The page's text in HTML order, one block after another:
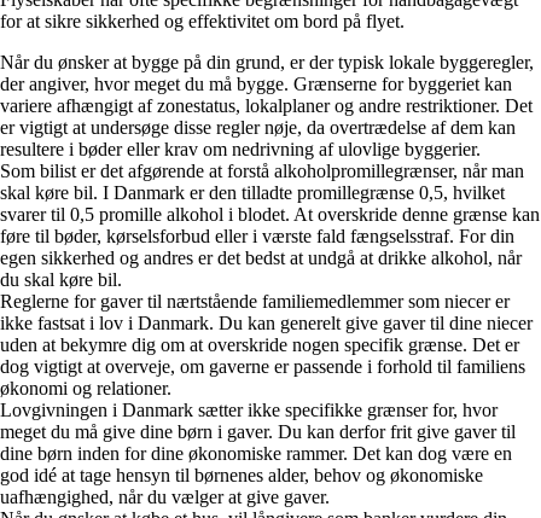
for at sikre sikkerhed og effektivitet om bord på flyet.
Når du ønsker at bygge på din grund, er der typisk lokale byggeregler,
der angiver, hvor meget du må bygge. Grænserne for byggeriet kan
variere afhængigt af zonestatus, lokalplaner og andre restriktioner. Det
er vigtigt at undersøge disse regler nøje, da overtrædelse af dem kan
resultere i bøder eller krav om nedrivning af ulovlige byggerier.
Som bilist er det afgørende at forstå alkoholpromillegrænser, når man
skal køre bil. I Danmark er den tilladte promillegrænse 0,5, hvilket
svarer til 0,5 promille alkohol i blodet. At overskride denne grænse kan
føre til bøder, kørselsforbud eller i værste fald fængselsstraf. For din
egen sikkerhed og andres er det bedst at undgå at drikke alkohol, når
du skal køre bil.
Reglerne for gaver til nærtstående familiemedlemmer som niecer er
ikke fastsat i lov i Danmark. Du kan generelt give gaver til dine niecer
uden at bekymre dig om at overskride nogen specifik grænse. Det er
dog vigtigt at overveje, om gaverne er passende i forhold til familiens
økonomi og relationer.
Lovgivningen i Danmark sætter ikke specifikke grænser for, hvor
meget du må give dine børn i gaver. Du kan derfor frit give gaver til
dine børn inden for dine økonomiske rammer. Det kan dog være en
god idé at tage hensyn til børnenes alder, behov og økonomiske
uafhængighed, når du vælger at give gaver.